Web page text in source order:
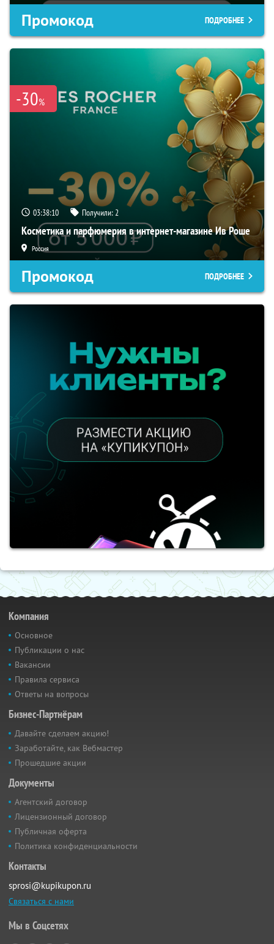
Промокод ПОДРОБНЕЕ
-30%
03:38:09 Получили:2
Косметика и парфюмерия в интернет-магазине Ив Роше
Россия
Промокод ПОДРОБНЕЕ
Компания
Основное
Публикации о нас
Вакансии
Правила сервиса
Ответы на вопросы
Бизнес-Партнёрам
Давайте сделаем акцию!
Заработайте, как Вебмастер
Прошедшие акции
Документы
Агентский договор
Лицензионный договор
Публичная оферта
Политика конфиденциальности
Контакты
sprosi@kupikupon.ru
Связаться с нами
Мы в Соцсетях